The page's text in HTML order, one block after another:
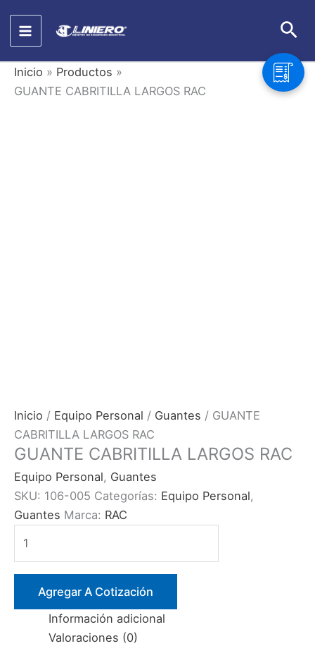
contenido
Inicio
Productos
GUANTE CABRITILLA LARGOS RAC
Inicio / Equipo Personal / Guantes / GUANTE
CABRITILLA LARGOS RAC
GUANTE CABRITILLA LARGOS RAC
Equipo Personal, Guantes
SKU: 106-005 Categorías: Equipo Personal,
Guantes Marca: RAC
CABRITILLA
LARGOS
cantidad
Agregar A Cotización
Información adicional
Valoraciones (0)